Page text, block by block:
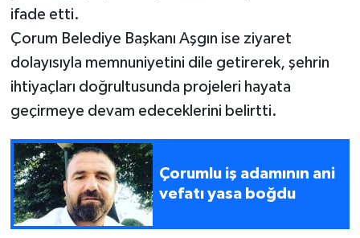
ifade etti.
Çorum Belediye Başkanı Aşgın ise ziyaret
dolayısıyla memnuniyetini dile getirerek, şehrin
ihtiyaçları doğrultusunda projeleri hayata
geçirmeye devam edeceklerini belirtti.
Çorumlu iş adamının ani
vefatı yasa boğdu